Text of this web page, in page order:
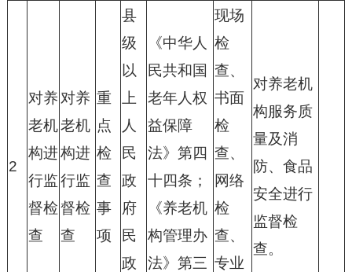
2
对养
老机
构进
行监
督检
查
对养
老机
构进
行监
督检
查
重
点
检
查
事
项
县
级
以
上
人
民
政
府
民
政
《中华人
民共和国
老年人权
益保障
法》第四
十四条；
《养老机
构管理办
法》第三
现场
检
查、
书面
检
查、
网络
检
查、
专业
对养老机
构服务质
量及消
防、食品
安全进行
监督检
查。